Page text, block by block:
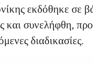
εκδόθηκε σε
και συνελήφθη,
διαδικασίες.